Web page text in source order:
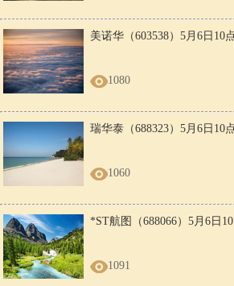
美诺华（603538）5月6日10
1080
瑞华泰（688323）5月6日10
1060
*ST航图（688066）5月6日
1091